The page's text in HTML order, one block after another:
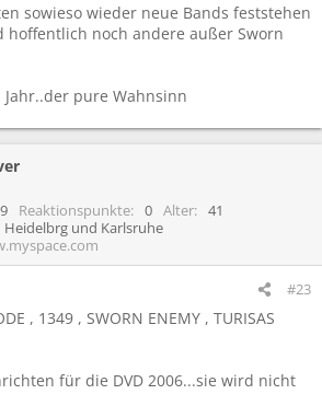
sowieso wieder neue Bands feststehen
hoffentlich noch andere außer Sworn
Jahr..der pure Wahnsinn
Reaktionspunkte 0 Alter
41
Heidelbrg und Karlsruhe
#23
, 1349 , SWORN ENEMY , TURISAS
für die DVD 2006...sie wird nicht